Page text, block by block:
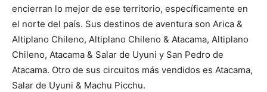
encierran lo mejor de ese territorio, específicamente en
el norte del país. Sus destinos de aventura son Arica &
Altiplano Chileno, Altiplano Chileno & Atacama, Altiplano
Chileno, Atacama & Salar de Uyuni y San Pedro de
Atacama. Otro de sus circuitos más vendidos es Atacama,
Salar de Uyuni & Machu Picchu.